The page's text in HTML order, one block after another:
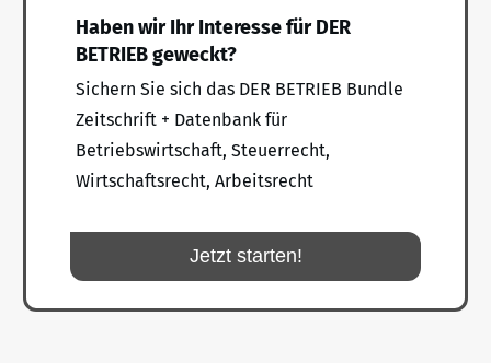
Haben wir Ihr Interesse für DER
BETRIEB geweckt?
Sichern Sie sich das DER BETRIEB Bundle
Zeitschrift + Datenbank für
Betriebswirtschaft, Steuerrecht,
Wirtschaftsrecht, Arbeitsrecht
Jetzt starten!